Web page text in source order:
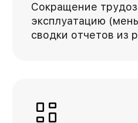
Сокращение
эксплуатацию
сводки отчетов из